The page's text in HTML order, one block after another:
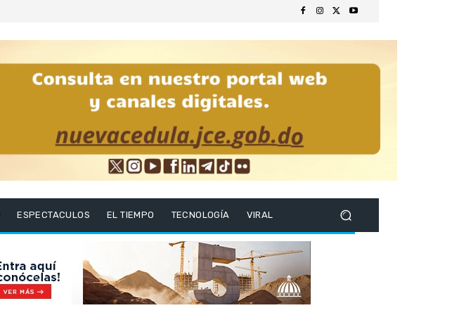
ESPECTACULOS EL TIEMPO TECNOLOGÍA VIRAL